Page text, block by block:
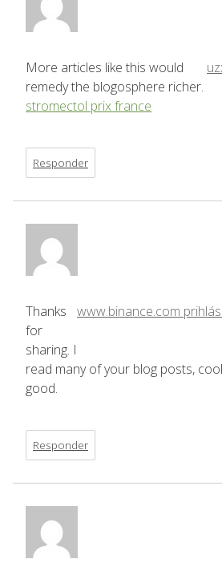
More articles like this would
remedy the blogosphere richer.
stromectol prix france
Responder
www.binance.com
Thanks
for
sharing. I
read many of your blog posts,
good.
Responder